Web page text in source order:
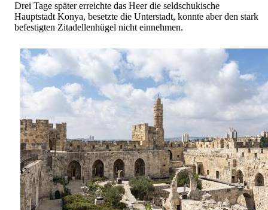
Drei Tage später erreichte das Heer die seldschukische
Hauptstadt Konya, besetzte die Unterstadt, konnte aber den stark
befestigten Zitadellenhügel nicht einnehmen.